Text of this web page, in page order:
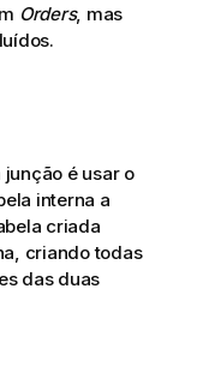
Orders, mas
é usar o
interna a
criada
criando todas
das duas